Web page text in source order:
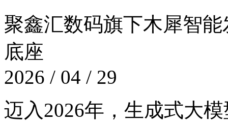
聚鑫汇数码旗下木犀智能
底座
2026 / 04 / 29
迈入2026年，生成式大